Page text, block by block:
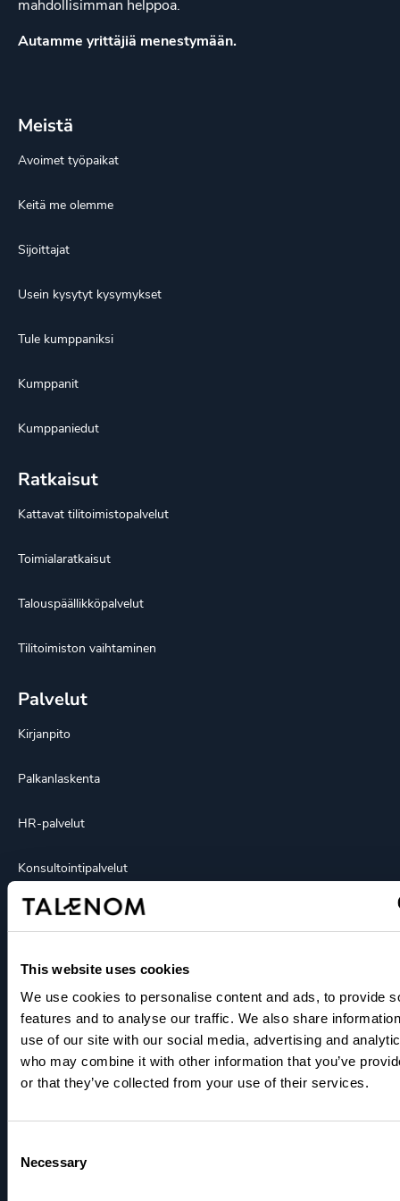
This website uses cookies
We use cookies to personalise content and ads, to provide
features and to analyse our traffic. We also share
use of our site with our social media, advertising and
who may combine it with other information that you’ve
or that they’ve collected from your use of their services.
Selection
Necessary
mahdollisimman helppoa.
Autamme yrittäjiä menestymään.
Meistä
Avoimet työpaikat
Keitä me olemme
Sijoittajat
Usein kysytyt kysymykset
Tule kumppaniksi
Kumppanit
Kumppaniedut
Ratkaisut
Kattavat tilitoimistopalvelut
Toimialaratkaisut
Talouspäällikköpalvelut
Tilitoimiston vaihtaminen
Palvelut
Kirjanpito
Palkanlaskenta
HR-palvelut
Konsultointipalvelut
Talouspäällikköpalvelut
Ohjelmistot
Yritystili